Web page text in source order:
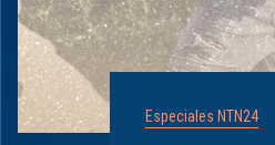
Especiales NTN24